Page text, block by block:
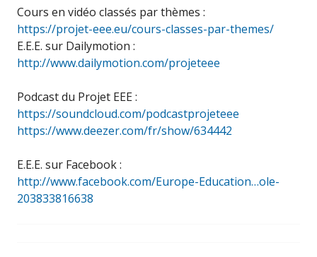
Cours en vidéo classés par thèmes :
https://projet-eee.eu/cours-classes-par-themes/
E.E.E. sur Dailymotion :
http://www.dailymotion.com/projeteee
Podcast du Projet EEE :
https://soundcloud.com/podcastprojeteee
https://www.deezer.com/fr/show/634442
E.E.E. sur Facebook :
http://www.facebook.com/Europe-Education…ole-
203833816638